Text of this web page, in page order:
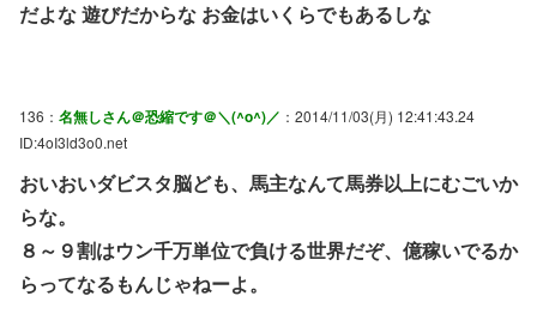
だよな 遊びだからな お金はいくらでもあるしな
136： 名無しさん＠恐縮です＠＼(^o^)／ ：2014/11/03(月) 12:41:43.24
ID:4oI3ld3o0.net
おいおいダビスタ脳ども、馬主なんて馬券以上にむごいか
らな。
８～９割はウン千万単位で負ける世界だぞ、億稼いでるか
らってなるもんじゃねーよ。